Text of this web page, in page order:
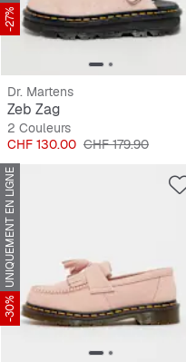
-27%
Dr. Martens
Zeb Zag
2 Couleurs
Prix
CHF 130.00 Prix original
CHF 179.90
UNIQUEMENT EN LIGNE
-30%